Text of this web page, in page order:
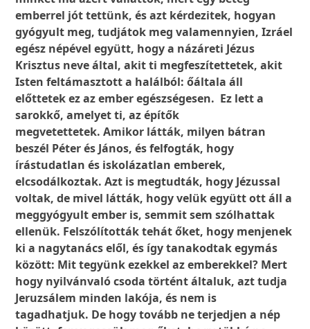
emberrel jót tettünk, és azt kérdezitek, hogyan
gyógyult meg, tudjátok meg valamennyien, Izráel
egész népével együtt, hogy a názáreti Jézus
Krisztus neve által, akit ti megfeszítettetek, akit
Isten feltámasztott a halálból: őáltala áll
előttetek ez az ember egészségesen. Ez lett a
sarokkő, amelyet ti, az építők
megvetettetek. Amikor látták, milyen bátran
beszél Péter és János, és felfogták, hogy
írástudatlan és iskolázatlan emberek,
elcsodálkoztak. Azt is megtudták, hogy Jézussal
voltak, de mivel látták, hogy velük együtt ott áll a
meggyógyult ember is, semmit sem szólhattak
ellenük. Felszólították tehát őket, hogy menjenek
ki a nagytanács elől, és így tanakodtak egymás
között: Mit tegyünk ezekkel az emberekkel? Mert
hogy nyilvánvaló csoda történt általuk, azt tudja
Jeruzsálem minden lakója, és nem is
tagadhatjuk. De hogy tovább ne terjedjen a nép